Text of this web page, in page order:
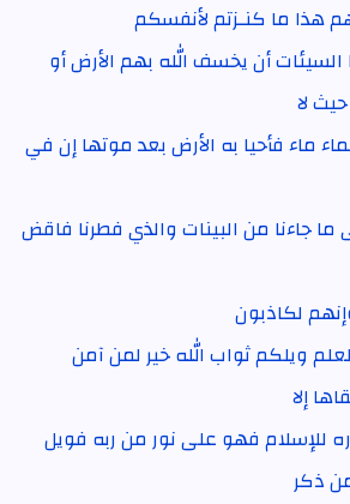
هذا ما كنـزتم لأنفسكم
السيئات أن يخسف الله بهم الأرض أو
لا
ماء فأحيا به الأرض بعد موتها إن في
ما جاءنا من البينات والذي فطرنا فاقض
لكاذبون
ويلكم ثواب الله خير لمن آمن
إلا
للإسلام فهو على نور من ربه فويل
ذكر